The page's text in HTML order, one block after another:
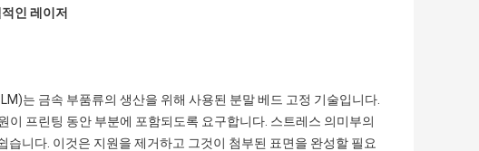
인 레이저
는 금속 부품류의 생산을 위해 사용된 분말 베드 고정 기술입니다.
프린팅 동안 부분에 포함되도록 요구합니다. 스트레스 의미부의
니다. 이것은 지원을 제거하고 그것이 첨부된 표면을 완성할 필요